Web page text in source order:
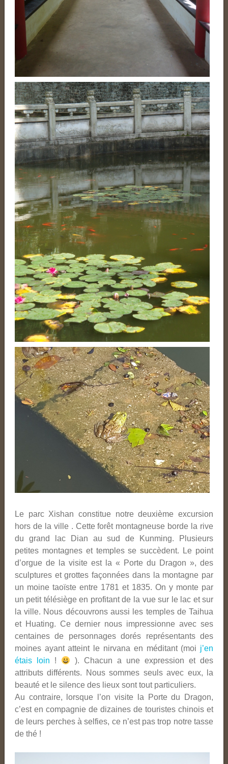
Le parc Xishan constitue notre deuxième excursion
hors de la ville . Cette forêt montagneuse borde la rive
du grand lac Dian au sud de Kunming. Plusieurs
petites montagnes et temples se succèdent. Le point
d’orgue de la visite est la « Porte du Dragon », des
sculptures et grottes façonnées dans la montagne par
un moine taoïste entre 1781 et 1835. On y monte par
un petit télésiège en profitant de la vue sur le lac et sur
la ville. Nous découvrons aussi les temples de Taihua
et Huating. Ce dernier nous impressionne avec ses
centaines de personnages dorés représentants des
moines ayant atteint le nirvana en méditant (moi j’en
étais loin !
). Chacun a une expression et des
attributs différents. Nous sommes seuls avec eux, la
beauté et le silence des lieux sont tout particuliers.
Au contraire, lorsque l’on visite la Porte du Dragon,
c’est en compagnie de dizaines de touristes chinois et
de leurs perches à selfies, ce n’est pas trop notre tasse
de thé !